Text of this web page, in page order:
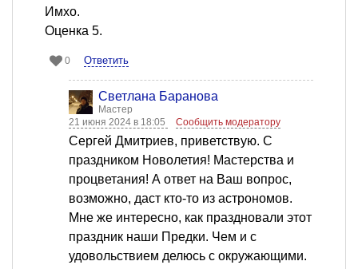
Имхо.
Оценка 5.
0 Ответить
Светлана Баранова
Мастер
21 июня 2024 в 18:05
Сообщить модератору
Сергей Дмитриев, приветствую. С
праздником Новолетия! Мастерства и
процветания! А ответ на Ваш вопрос,
возможно, даст кто-то из астрономов.
Мне же интересно, как праздновали этот
праздник наши Предки. Чем и с
удовольствием делюсь с окружающими.